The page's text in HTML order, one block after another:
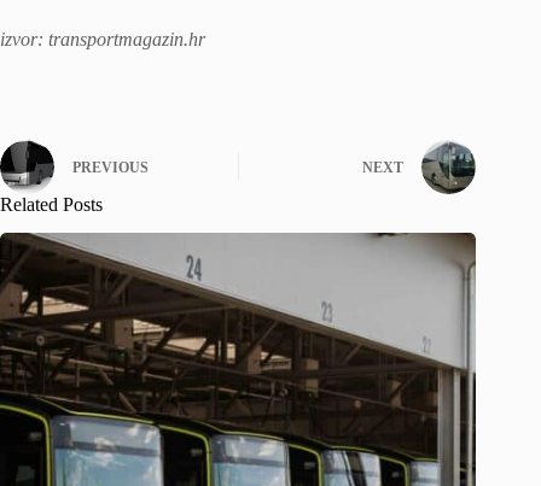
izvor: transportmagazin.hr
PREVIOUS NEXT
Related Posts